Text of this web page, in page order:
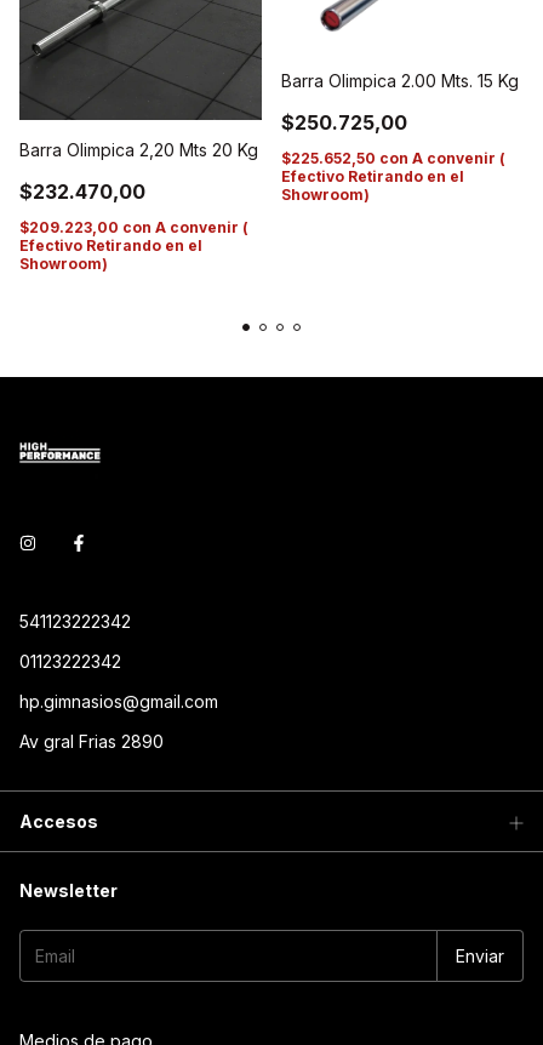
Barra Olimpica 2,20 Mts 20 Kg
$232.470,00
$209.223,00 con A convenir (
Efectivo Retirando en el
Showroom)
Barra Olimpica 2.00 Mts. 15 Kg
$250.725,00
$225.652,50 con A convenir (
Efectivo Retirando en el
Showroom)
541123222342
01123222342
hp.gimnasios@gmail.com
Av gral Frias 2890
Accesos
Newsletter